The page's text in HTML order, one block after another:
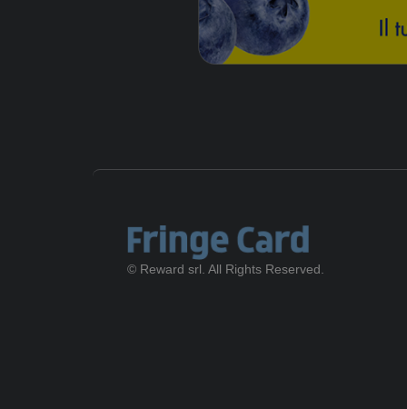
© Reward srl. All Rights Reserved.